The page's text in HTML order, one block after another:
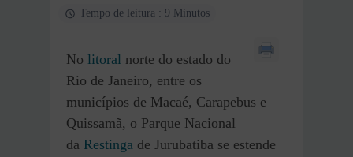
Tempo de leitura : 9 Minutos
No litoral norte do estado do
Rio de Janeiro, entre os
municípios de Macaé, Carapebus e
Quissamã, o Parque Nacional
da Restinga de Jurubatiba se estende